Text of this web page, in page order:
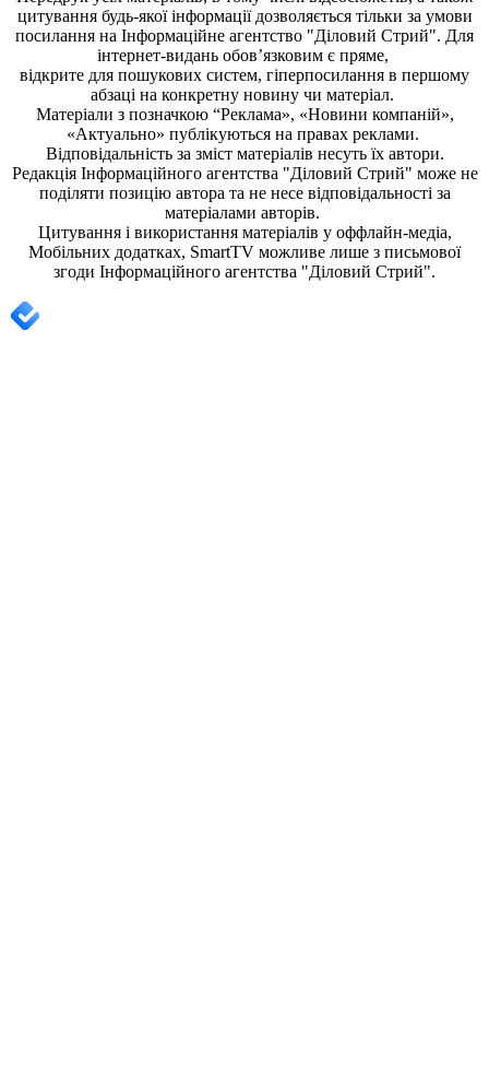
цитування будь-якої інформації дозволяється тільки за умови
посилання на Інформаційне агентство "Діловий Стрий". Для
інтернет-видань обов’язковим є пряме,
відкрите для пошукових систем, гіперпосилання в першому
абзаці на конкретну новину чи матеріал.
Матеріали з позначкою “Реклама», «Новини компаній»,
«Актуально» публікуються на правах реклами.
Відповідальність за зміст матеріалів несуть їх автори.
Редакція Інформаційного агентства "Діловий Стрий" може не
поділяти позицію автора та не несе відповідальності за
матеріалами авторів.
Цитування і використання матеріалів у оффлайн-медіа,
Мобільних додатках, SmartTV можливе лише з письмової
згоди Інформаційного агентства "Діловий Стрий".